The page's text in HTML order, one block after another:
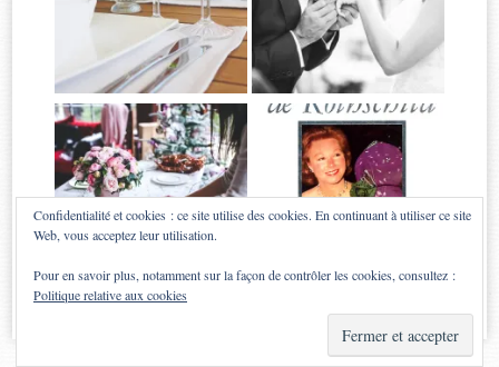
Theme: Sugar & Spice byWebTuts.
Confidentialité et cookies : ce site utilise des cookies. En continuant à utiliser ce site
Web, vous acceptez leur utilisation.
Pour en savoir plus, notamment sur la façon de contrôler les cookies, consultez :
Politique relative aux cookies